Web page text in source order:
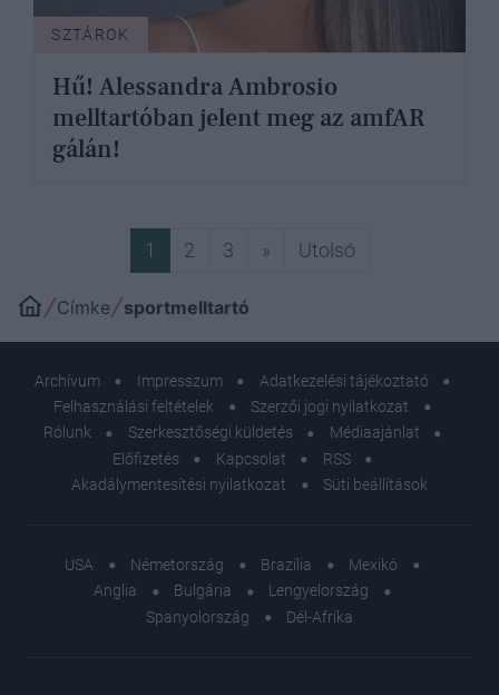
SZTÁROK
Hű! Alessandra Ambrosio
melltartóban jelent meg az amfAR
gálán!
1 2 3 »Következő
UtolsóUtolsó
Címke sportmelltartó
Archívum Impresszum
Adatkezelési tájékoztató
Felhasználási feltételek
Szerzői jogi nyilatkozat
Rólunk
Szerkesztőségi küldetés
Médiaajánlat
Előfizetés
Kapcsolat
RSS
Akadálymentesítési nyilatkozat
Süti beállítások
USA Németország Brazília
Mexikó
Anglia
Bulgária
Lengyelország
Spanyolország
Dél-Afrika